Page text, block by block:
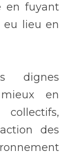
en fuyant
eu lieu en
dignes
en
des